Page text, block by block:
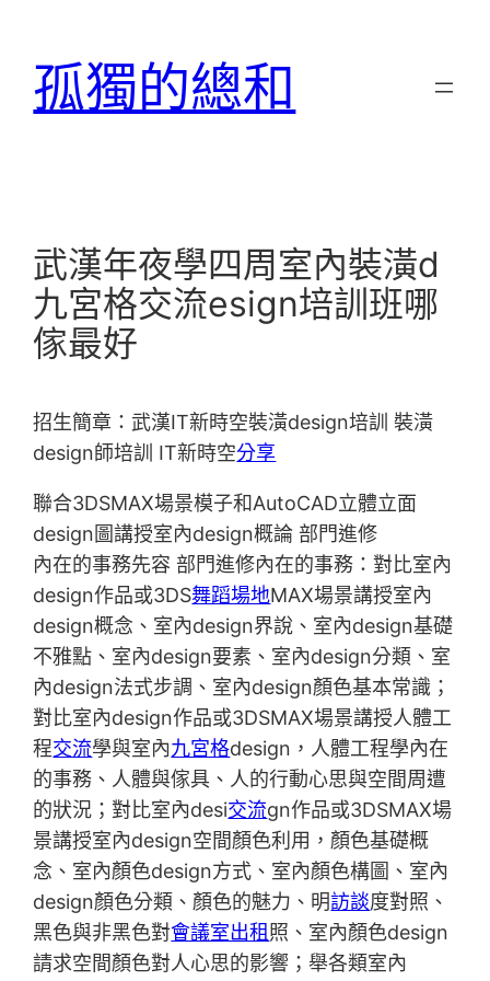
孤獨的總和
武漢年夜學四周室內裝潢d
九宮格交流esign培訓班哪
傢最好
招生簡章：武漢IT新時空裝潢design培訓 裝潢
design師培訓 IT新時空分享
聯合3DSMAX場景模子和AutoCAD立體立面
design圖講授室內design概論 部門進修
內在的事務先容 部門進修內在的事務：對比室內
design作品或3DS舞蹈場地MAX場景講授室內
design概念、室內design界說、室內design基礎
不雅點、室內design要素、室內design分類、室
內design法式步調、室內design顏色基本常識；
對比室內design作品或3DSMAX場景講授人體工
程交流學與室內九宮格design，人體工程學內在
的事務、人體與傢具、人的行動心思與空間周遭
的狀況；對比室內desi交流gn作品或3DSMAX場
景講授室內design空間顏色利用，顏色基礎概
念、室內顏色design方式、室內顏色構圖、室內
design顏色分類、顏色的魅力、明訪談度對照、
黑色與非黑色對會議室出租照、室內顏色design
請求空間顏色對人心思的影響；舉各類室內